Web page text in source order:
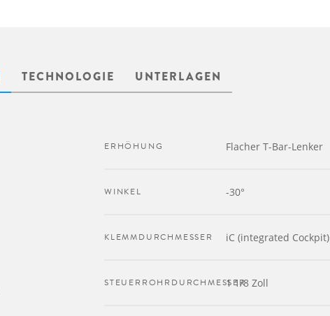
TECHNOLOGIE UNTERLAGEN
ERHÖHUNG Flacher T-Bar-Lenker
WINKEL -30°
KLEMMDURCHMESSER iC (integrated Cockpit)
STEUERROHRDURCHMESSER1 1/8 Zoll